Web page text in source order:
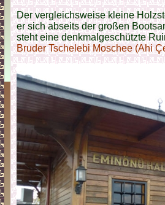
Der vergleichsweise kleine
er sich abseits der großen
steht eine denkmalgeschützte
Bruder Tschelebi Moschee (Ahi